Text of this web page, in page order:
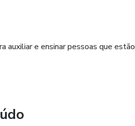
auxiliar e ensinar pessoas que estão